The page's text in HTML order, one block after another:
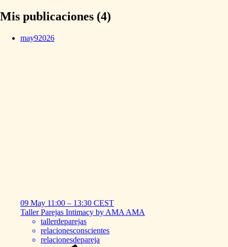
Mis publicaciones (4)
may92026
09 May 11:00 – 13:30 CEST
Taller Parejas Intimacy by AMA AMA
tallerdeparejas
relacionesconscientes
relacionesdepareja